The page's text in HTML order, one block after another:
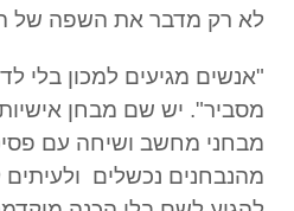
לא רק מדבר את השפה של
"אנשים מגיעים למכון בלי
מסביר". יש שם מבחן
מהנבחנים נכשלים